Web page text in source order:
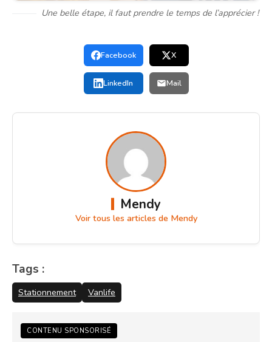
Une belle étape, il faut prendre le temps de l’apprécier !
Facebook X
LinkedIn Mail
Mendy
Voir tous les articles de Mendy
Tags :
Stationnement Vanlife
CONTENU SPONSORISÉ